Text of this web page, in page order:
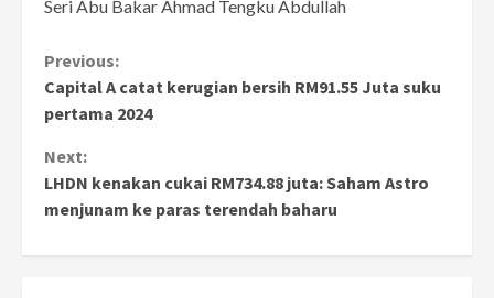
Seri Abu Bakar Ahmad Tengku Abdullah
Continue
Reading
Previous:
Capital A catat kerugian bersih RM91.55 Juta suku
pertama 2024
Next:
LHDN kenakan cukai RM734.88 juta: Saham Astro
menjunam ke paras terendah baharu